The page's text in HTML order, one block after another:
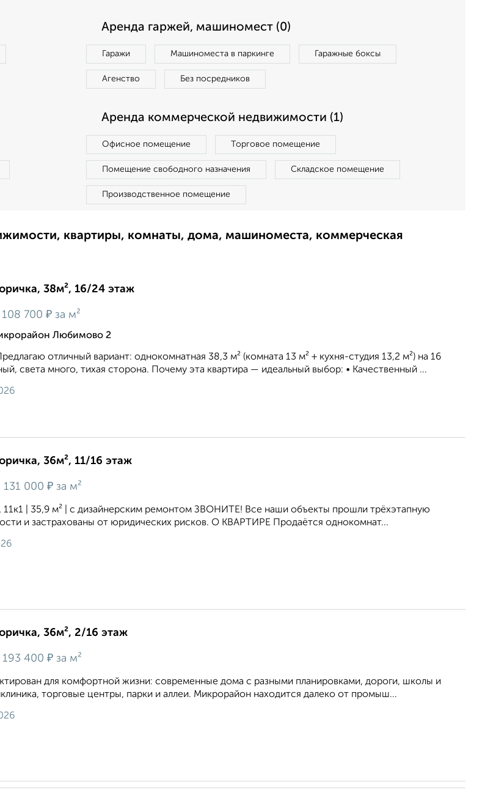
Аренда гаржей, машиномест (0)
Гаражи Машиноместа в паркинге Гаражные боксы
Агенство Без посредников
Аренда коммерческой недвижимости (1)
Офисное помещение Торговое помещение
Помещение свободного назначения Складское помещение
Производственное помещение
квартиры, комнаты, дома, машиноместа, коммерческая
38м², 16/24 этаж
108 700 ₽ за м²
Любимово 2
отличный вариант: однокомнатная 38,3 м² (комната 13 м² + кухня-студия 13,2 м²) на 16
света много, тихая сторона. Почему эта квартира — идеальный выбор: • Качественный ...
36м², 11/16 этаж
131 000 ₽ за м²
11к1 | 35,9 м² | с дизайнерским ремонтом ЗВОНИТЕ! Все наши объекты прошли трёхэтапную
и застрахованы от юридических рисков. О КВАРТИРЕ Продаётся однокомнат...
36м², 2/16 этаж
193 400 ₽ за м²
для комфортной жизни: современные дома с разными планировками, дороги, школы и
торговые центры, парки и аллеи. Микрорайон находится далеко от промыш...